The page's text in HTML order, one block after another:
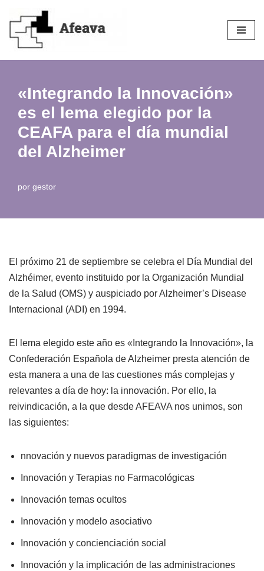
Saltar
«Integrando la Innovación»
es el lema elegido por la
CEAFA para el día mundial
del Alzheimer
por gestor
El próximo 21 de septiembre se celebra el Día Mundial del
Alzhéimer, evento instituido por la Organización Mundial
de la Salud (OMS) y auspiciado por Alzheimer’s Disease
Internacional (ADI) en 1994.
El lema elegido este año es «Integrando la Innovación», la
Confederación Española de Alzheimer presta atención de
esta manera a una de las cuestiones más complejas y
relevantes a día de hoy: la innovación. Por ello, la
reivindicación, a la que desde AFEAVA nos unimos, son
las siguientes:
nnovación y nuevos paradigmas de investigación
Innovación y Terapias no Farmacológicas
Innovación temas ocultos
Innovación y modelo asociativo
Innovación y concienciación social
Innovación y la implicación de las administraciones